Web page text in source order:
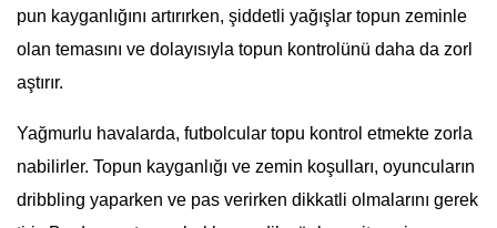
pun kayganlığını artırırken, şiddetli yağışlar topun zeminle
olan temasını ve dolayısıyla topun kontrolünü daha da zorl
aştırır.
Yağmurlu havalarda, futbolcular topu kontrol etmekte zorla
nabilirler. Topun kayganlığı ve zemin koşulları, oyuncuların
dribbling yaparken ve pas verirken dikkatli olmalarını gerek